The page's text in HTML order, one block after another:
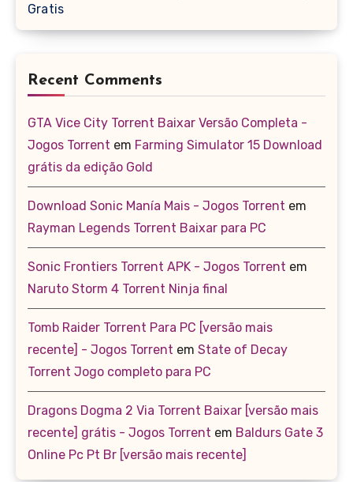
Gratis
Recent Comments
GTA Vice City Torrent Baixar Versão Completa -
Jogos Torrent em Farming Simulator 15 Download
grátis da edição Gold
Download Sonic Manía Mais - Jogos Torrent em
Rayman Legends Torrent Baixar para PC
Sonic Frontiers Torrent APK - Jogos Torrent em
Naruto Storm 4 Torrent Ninja final
Tomb Raider Torrent Para PC [versão mais
recente] - Jogos Torrent em State of Decay
Torrent Jogo completo para PC
Dragons Dogma 2 Via Torrent Baixar [versão mais
recente] grátis - Jogos Torrent em Baldurs Gate 3
Online Pc Pt Br [versão mais recente]